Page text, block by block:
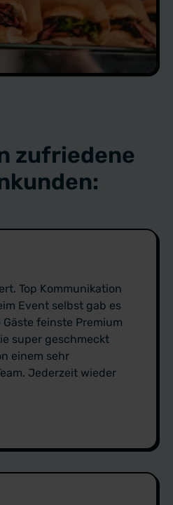
zufriedene
Top Kommunikation
Event selbst gab es
feinste Premium
super geschmeckt
einem sehr
Jederzeit wieder